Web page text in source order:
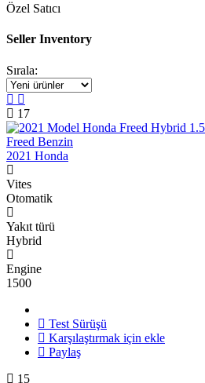
Özel Satıcı
Seller Inventory
Sırala:
17
Freed Benzin
2021 Honda
Vites
Otomatik
Yakıt türü
Hybrid
Engine
1500
Test Sürüşü
Karşılaştırmak için ekle
Paylaş
15